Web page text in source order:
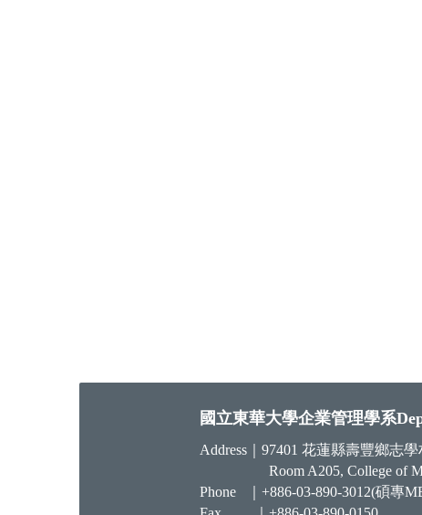
國立東華大學企業管理學系
Address｜97401 花蓮縣壽豐鄉志
Room A205, College of
Phone ｜+886-03-890-3012(碩專